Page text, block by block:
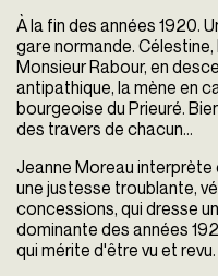
À la fin des années 1920.
gare normande.
Monsieur Rabour, en
antipathique, la mène en
bourgeoise du Prieuré.
des travers de chacun...
Jeanne Moreau
une justesse troublante,
concessions, qui dresse
dominante des années
qui mérite d'être vu et revu.